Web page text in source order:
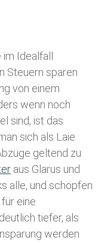
Idealfall
Steuern sparen
von einem
wenn noch
sind, ist das
sich als Laie
geltend zu
aus Glarus und
alle, und schöpfen
eine
tiefer, als
werden